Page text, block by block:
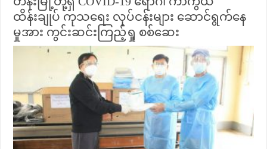
ထိန်းချုပ် ကုသရေး လုပ်ငန်းများ ဆောင်ရွက်နေ
မှုအား ကွင်းဆင်းကြည့်ရှု စစ်ဆေး